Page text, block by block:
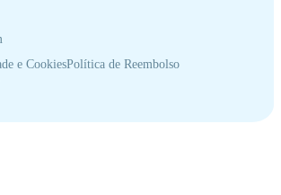
e CookiesPolítica de Reembolso